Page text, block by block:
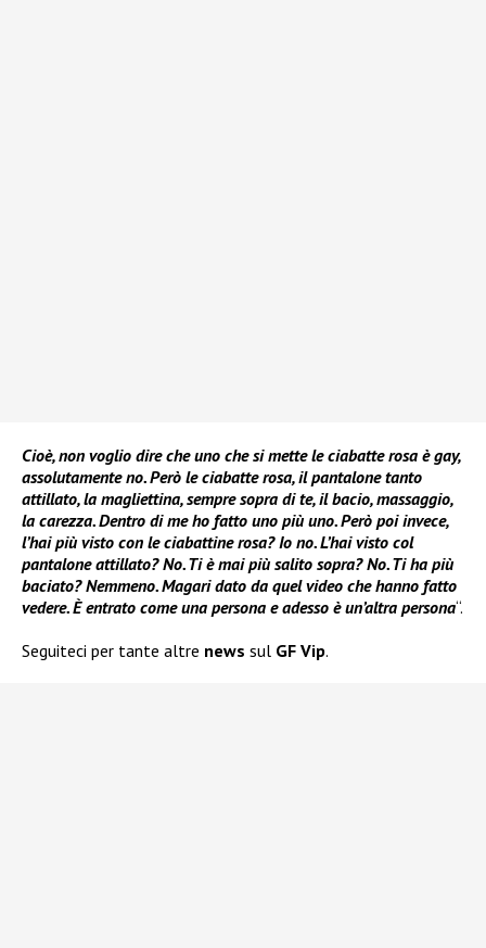
Cioè, non voglio dire che uno che si mette le ciabatte rosa è gay,
assolutamente no. Però le ciabatte rosa, il pantalone tanto
attillato, la magliettina, sempre sopra di te, il bacio, massaggio,
la carezza. Dentro di me ho fatto uno più uno. Però poi invece,
l’hai più visto con le ciabattine rosa? Io no. L’hai visto col
pantalone attillato? No. Ti è mai più salito sopra? No. Ti ha più
baciato?Nemmeno. Magari dato da quel video che hanno fatto
vedere. È entrato come una persona e adesso è un’altra persona“.
Seguiteci per tante altre news sul GF Vip.